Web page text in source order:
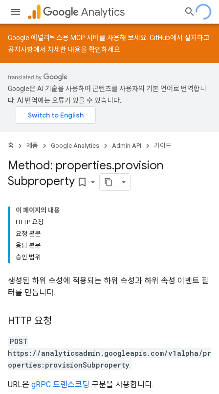
Analytics
Google 애널리틱스용 MCP 서버를 사용해 보세요. GitHub에서 설치하고
공지사항에서 자세한 내용을 확인하세요.
Google은 AI 기술을 사용하여 콘텐츠를 사용자의 기본 언어로 번역합니
다. AI 번역에는 오류가 있을 수 있습니다.
홈 제품 Google Analytics Admin API 가이드
Method: properties.provision
Subproperty bookmark_border
이 페이지의 내용
HTTP 요청
요청 본문
응답 본문
승인 범위
생성된 하위 속성에 적용되는 하위 속성과 하위 속성 이벤트 필
터를 만듭니다.
HTTP 요청
POST
https://analyticsadmin.googleapis.com/v1alpha/pr
operties:provisionSubproperty
URL은 gRPC 트랜스코딩 구문을 사용합니다.